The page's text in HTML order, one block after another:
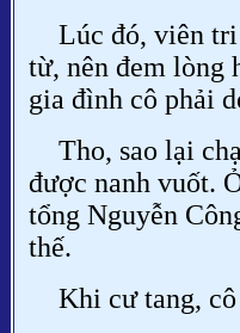
Lúc đó, viên
từ, nên đem lòng
gia đình cô phải
Tho, sao lại
được nanh vuốt.
tổng Nguyễn
thế.
Khi cư tang,